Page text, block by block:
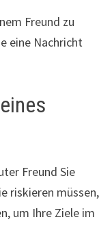
Freund zu
eine Nachricht
Freund Sie
riskieren müssen,
um Ihre Ziele im